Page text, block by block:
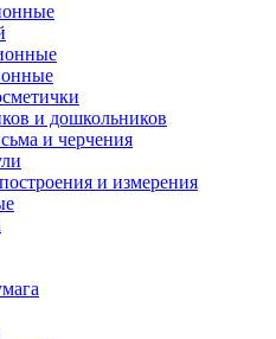
и дошкольников
и черчения
и измерения